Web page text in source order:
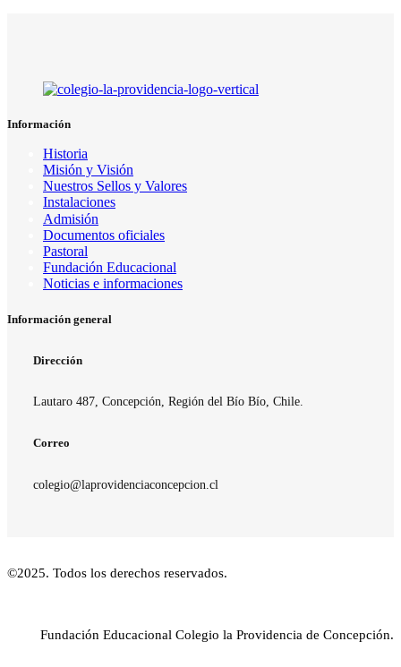
Información
Historia
Misión y Visión
Nuestros Sellos y Valores
Instalaciones
Admisión
Documentos oficiales
Pastoral
Fundación Educacional
Noticias e informaciones
Información general
Dirección
Lautaro 487, Concepción, Región del Bío Bío, Chile.
Correo
colegio@laprovidenciaconcepcion.cl
©2025. Todos los derechos reservados.
Fundación Educacional Colegio la Providencia de Concepción.